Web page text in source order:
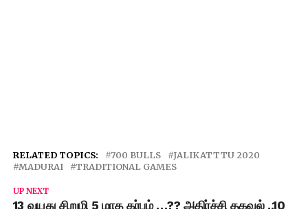
RELATED TOPICS: 700 BULLS
JALIKATTTU 2020
MADURAI
TRADITIONAL GAMES
UP NEXT
13 வயது சிறுமி 5 மாத கர்பம் …?? அதிர்ச்சி தகவல் ..10